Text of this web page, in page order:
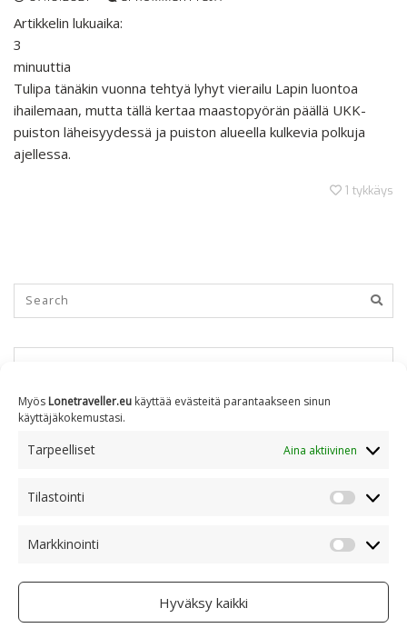
Myös Lonetraveller.eu käyttää evästeitä parantaakseen sinun
käyttäjäkokemustasi.
Tarpeelliset Aina aktiivinen
Tilastointi
Markkinointi
Hyväksy kaikki
Artikkelin lukuaika:
3
minuuttia
Tulipa tänäkin vuonna tehtyä lyhyt vierailu Lapin luontoa
ihailemaan, mutta tällä kertaa maastopyörän päällä UKK-
puiston läheisyydessä ja puiston alueella kulkevia polkuja
ajellessa.
1 tykkäys
Kuukausittain
Aiheittain